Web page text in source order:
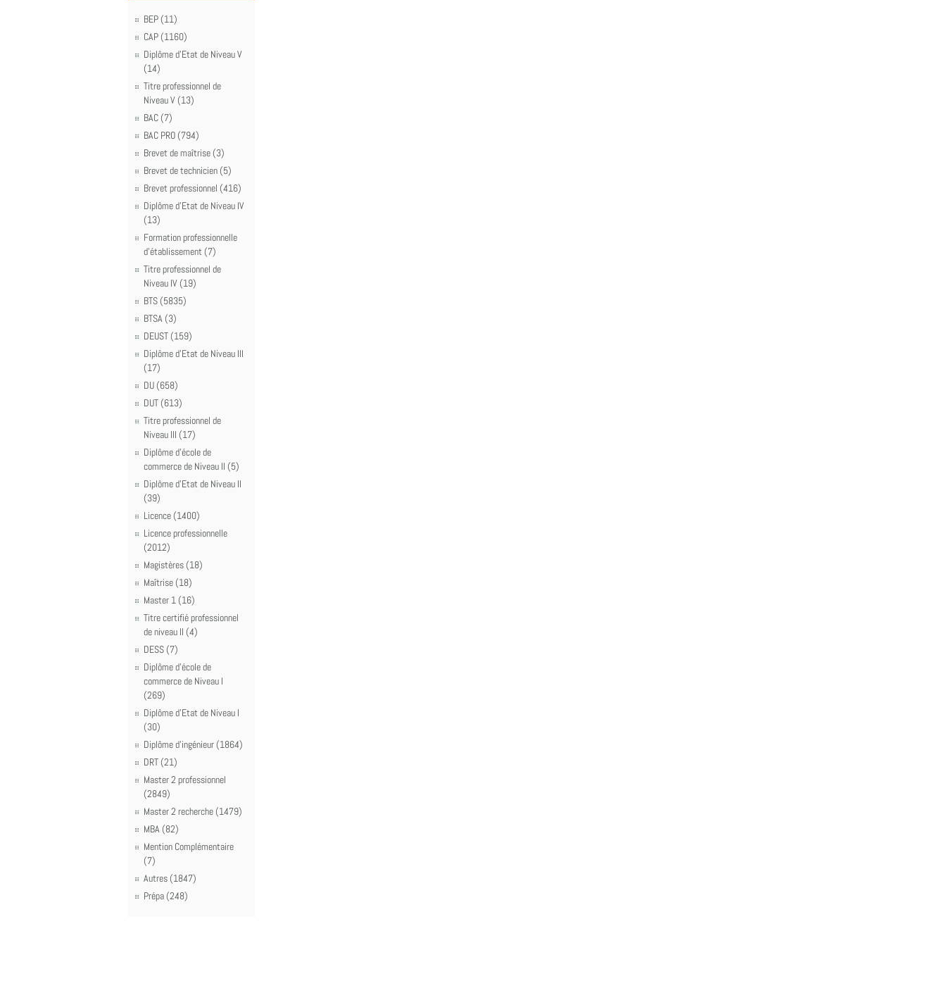
BEP (11)
CAP (1160)
Diplôme d'Etat de Niveau V
(14)
Titre professionnel de
Niveau V (13)
BAC (7)
BAC PRO (794)
Brevet de maîtrise (3)
Brevet de technicien (5)
Brevet professionnel (416)
Diplôme d'Etat de Niveau IV
(13)
Formation professionnelle
d'établissement (7)
Titre professionnel de
Niveau IV (19)
BTS (5835)
BTSA (3)
DEUST (159)
Diplôme d'Etat de Niveau III
(17)
DU (658)
DUT (613)
Titre professionnel de
Niveau III (17)
Diplôme d'école de
commerce de Niveau II (5)
Diplôme d'Etat de Niveau II
(39)
Licence (1400)
Licence professionnelle
(2012)
Magistères (18)
Maîtrise (18)
Master 1 (16)
Titre certifié professionnel
de niveau II (4)
DESS (7)
Diplôme d'école de
commerce de Niveau I
(269)
Diplôme d'Etat de Niveau I
(30)
Diplôme d'ingénieur (1864)
DRT (21)
Master 2 professionnel
(2849)
Master 2 recherche (1479)
MBA (82)
Mention Complémentaire
(7)
Autres (1847)
Prépa (248)